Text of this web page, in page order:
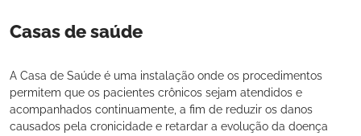
Casas de saúde
A Casa de Saúde é uma instalação onde os procedimentos
permitem que os pacientes crônicos sejam atendidos e
acompanhados continuamente, a fim de reduzir os danos
causados pela cronicidade e retardar a evolução da doença